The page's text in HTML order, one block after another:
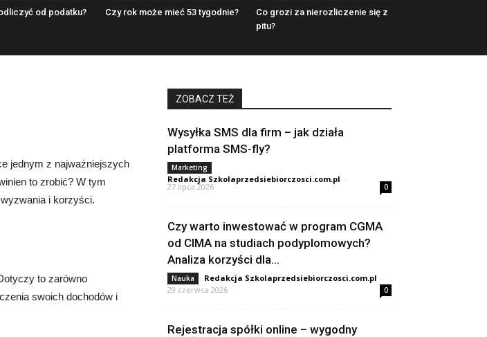
od podatku? Czy rok może mieć 53 tygodnie?
Co grozi za nierozliczenie się z
pitu?
jednym z najważniejszych
to zrobić? W tym
i korzyści.
to zarówno
swoich dochodów i
ZOBACZ TEŻ
Wysyłka SMS dla firm – jak działa
platforma SMS-fly?
Marketing
Redakcja Szkolaprzedsiebiorczosci.com.pl -
27 lipca 2026 0
Czy warto inwestować w program CGMA
od CIMA na studiach podyplomowych?
Analiza korzyści dla...
Nauka Redakcja Szkolaprzedsiebiorczosci.com.pl -
29 czerwca 2026
0
Rejestracja spółki online – wygodny